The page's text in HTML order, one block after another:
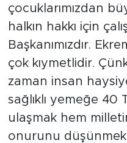
çocuklarımızdan
halkın hakkı için
Başkanımızdır.
çok kıymetlidir.
zaman insan
sağlıklı yemeğe 40
ulaşmak hem
onurunu